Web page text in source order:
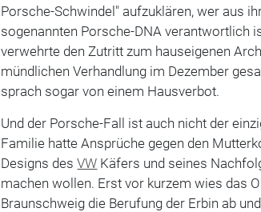
Porsche-Schwindel" aufzuklären, wer aus
sogenannten Porsche-DNA verantwortlich
verwehrte den Zutritt zum hauseigenen
mündlichen Verhandlung im Dezember
sprach sogar von einem Hausverbot.
Und der Porsche-Fall ist auch nicht der
Familie hatte Ansprüche gegen den
Designs desVW Käfers und seines
machen wollen. Erst vor kurzem wies das
Braunschweig die Berufung der Erbin ab